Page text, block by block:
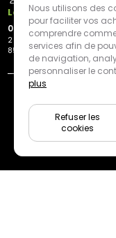
Les Herbiers
02 21 81 23 11
2 rue des Peupliers
85500 Les Herbiers
Livraison
Plan du
Nous utilisons des
pour faciliter vos
comprendre
services afin de
de navigation,
personnaliser le
plus
Refuser les
cookies